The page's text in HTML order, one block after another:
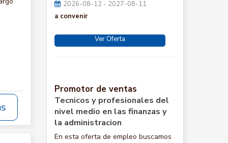
2026-08-12 - 2027-08-11
a convenir
Ver Oferta
Promotor de ventas
Tecnicos y profesionales del
nivel medio en las finanzas y
la administracion
En esta oferta de empleo buscamos